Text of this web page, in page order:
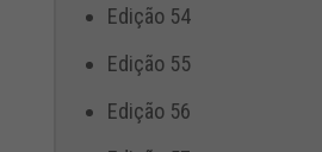
Edição 54
Edição 55
Edição 56